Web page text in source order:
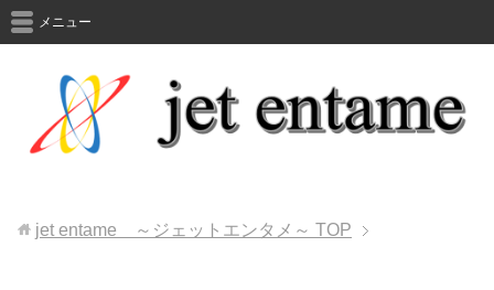
メニュー
jet entame ～ジェットエンタメ～ TOP